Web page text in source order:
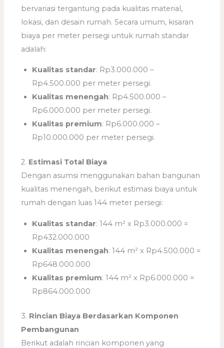
bervariasi tergantung pada kualitas material,
lokasi, dan desain rumah. Secara umum, kisaran
biaya per meter persegi untuk rumah standar
adalah:
Kualitas standar: Rp3.000.000 –
Rp4.500.000 per meter persegi.
Kualitas menengah: Rp4.500.000 –
Rp6.000.000 per meter persegi.
Kualitas premium: Rp6.000.000 –
Rp10.000.000 per meter persegi.
2. Estimasi Total Biaya
Dengan asumsi menggunakan bahan bangunan
kualitas menengah, berikut estimasi biaya untuk
rumah dengan luas 144 meter persegi:
Kualitas standar: 144 m² x Rp3.000.000 =
Rp432.000.000
Kualitas menengah: 144 m² x Rp4.500.000 =
Rp648.000.000
Kualitas premium: 144 m² x Rp6.000.000 =
Rp864.000.000
3. Rincian Biaya Berdasarkan Komponen
Pembangunan
Berikut adalah rincian komponen yang